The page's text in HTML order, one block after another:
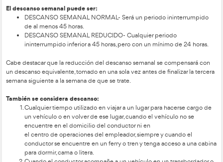
técnica, reparación o conservación, así como vehículos
transformados que aún no se hayan puesto en circulación,
comerciales que se consideren históricos con arreglo a la
Estado miembro en el que circulan y que se utilicen para el
comercial de viajeros o mercancías, y vehículos o conjuntos
una masa máxima autorizada no superior a 7,5 toneladas
transporte no comercial de mercancías.
PERIODOS DE
El presente reglamento hace diferencia entre DESCANSO
las 24 horas y DESCANSO SEMANAL en el transcurso de